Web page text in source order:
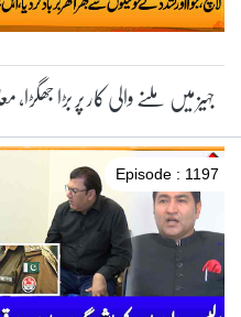
جہیز میں ملنے والی کار پر بڑا
Episode : 1197